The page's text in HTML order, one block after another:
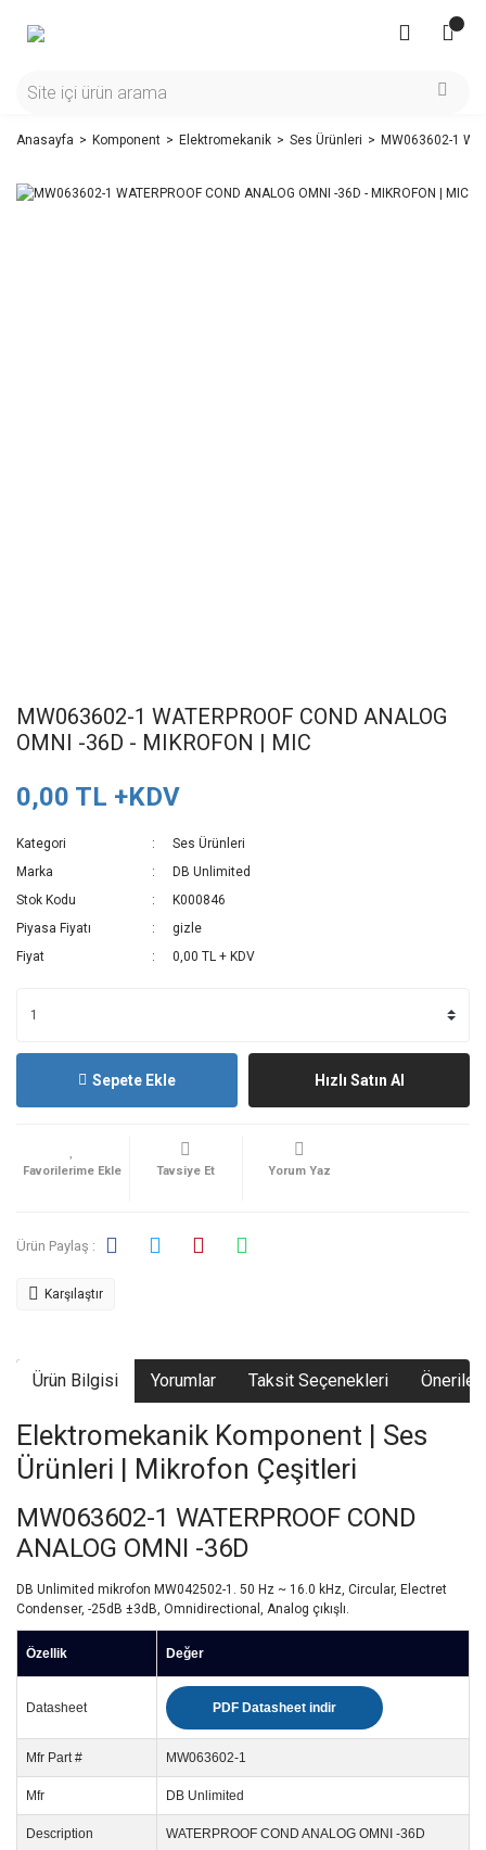
Anasayfa Komponent Elektromekanik Ses Ürünleri MW063602-1
MW063602-1 WATERPROOF COND ANALOG
OMNI -36D - MIKROFON | MIC
0,00 TL +KDV
Kategori
Ses Ürünleri
Marka
DB Unlimited
Stok Kodu
K000846
Piyasa Fiyatı
gizle
Fiyat
0,00 TL + KDV
Sepete Ekle Hızlı Satın Al
Tavsiye Et Yorum Yaz
Ürün Paylaş :
Karşılaştır
Ürün Bilgisi Yorumlar Taksit Seçenekleri
Elektromekanik Komponent | Ses
Ürünleri | Mikrofon Çeşitleri
MW063602-1 WATERPROOF COND
ANALOG OMNI -36D
DB Unlimited mikrofon MW042502-1. 50 Hz ~ 16.0 kHz, Circular, Electret
Condenser, -25dB ±3dB, Omnidirectional, Analog çıkışlı.
Özellik Değer
Datasheet PDF Datasheet indir
Mfr Part # MW063602-1
Mfr DB Unlimited
Description WATERPROOF COND ANALOG OMNI -36D